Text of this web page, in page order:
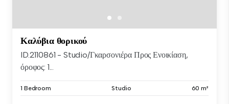
Καλύβια θορικού
ID.2110861 - Studio/Γκαρσονιέρα Προς Ενοικίαση,
όροφος: 1...
1 Bedroom Studio 60 m²